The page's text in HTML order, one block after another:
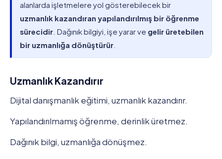
alanlarda işletmelere yol gösterebilecek bir
uzmanlık kazandıran yapılandırılmış bir öğrenme
sürecidir . Dağınık bilgiyi, işe yarar ve gelir üretebilen
bir uzmanlığa dönüştürür
Uzmanlık Kazandırır
Dijital danışmanlık eğitimi, uzmanlık kazandırır.
Yapılandırılmamış öğrenme, derinlik üretmez.
Dağınık bilgi, uzmanlığa dönüşmez.